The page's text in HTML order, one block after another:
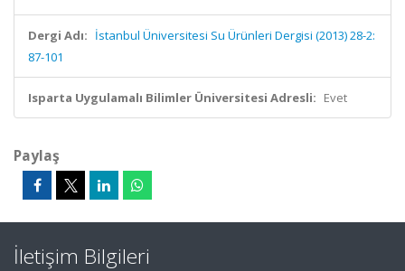
Dergi Adı: İstanbul Üniversitesi Su Ürünleri Dergisi (2013) 28-2:
87-101
Isparta Uygulamalı Bilimler Üniversitesi Adresli: Evet
Paylaş
İletişim Bilgileri